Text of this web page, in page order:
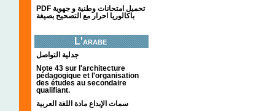
PDF تحميل امتحانات وطنية و جهوية
باكالوريا احرار مع التصحيح بصيغة
L'arabe
جدلية التواصل
Note 43 sur l'architecture
pédagogique et l'organisation
des études au secondaire
qualifiant.
سمات الإبداع مادة اللغة العربية